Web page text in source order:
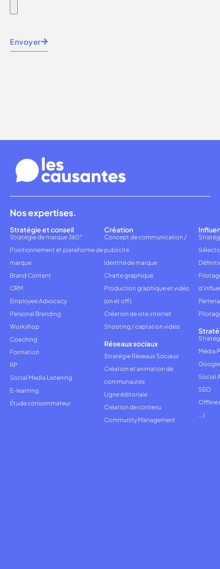
Envoyer
Nos expertises.
Stratégie et conseil
Stratégie de marque 360°
Positionnement et plateforme de
marque
Brand Content
CRM
Employee Advocacy
Personal Branding
Workshop
Coaching
Formation
RP
Social Media Listening
E-learning
Étude consommateur
Création
Concept de communication /
publicité
Identité de marque
Charte graphique
Production graphique et vidéo
(on et off)
Création de site internet
Shooting / captation vidéo
Réseaux sociaux
Stratégie Réseaux Sociaux
Création et animation de
communautés
Ligne éditoriale
Création de contenu
Community Management
Média
Social
SEO
Offline
...)